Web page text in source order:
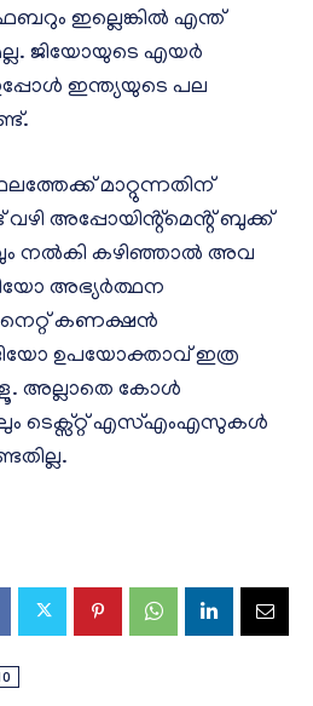
ഇല്ലെങ്കിൽ എന്ത്
ജിയോയുടെ എയർ
ഇന്ത്യയുടെ പല
മാറ്റുന്നതിന്
അപ്പോയിൻ്റ്‌മെൻ്റ് ബുക്ക്
നൽകി കഴിഞ്ഞാൽ അ‌വ
അഭ്യർത്ഥന
കണക്ഷൻ
ഉപയോക്താവ് ഇത്ര
അ‌ല്ലാതെ കോൾ
ടെക്സ്റ്റ് എസ്എംഎസുകൾ